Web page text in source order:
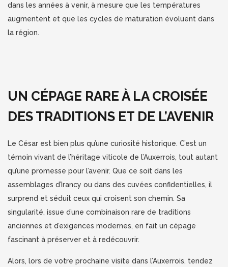
dans les années à venir, à mesure que les températures
augmentent et que les cycles de maturation évoluent dans
la région.
UN CÉPAGE RARE À LA CROISÉE
DES TRADITIONS ET DE L’AVENIR
Le César est bien plus qu’une curiosité historique. C’est un
témoin vivant de l’héritage viticole de l’Auxerrois, tout autant
qu’une promesse pour l’avenir. Que ce soit dans les
assemblages d’Irancy ou dans des cuvées confidentielles, il
surprend et séduit ceux qui croisent son chemin. Sa
singularité, issue d’une combinaison rare de traditions
anciennes et d’exigences modernes, en fait un cépage
fascinant à préserver et à redécouvrir.
Alors, lors de votre prochaine visite dans l’Auxerrois, tendez